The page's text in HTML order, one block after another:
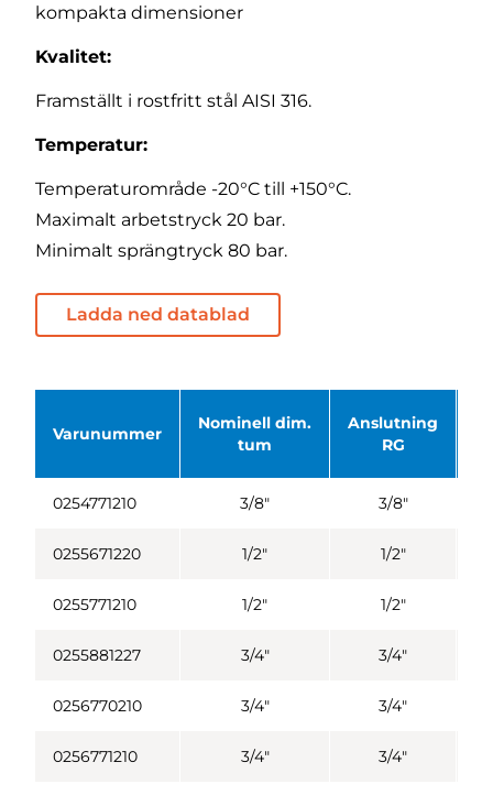
kompakta dimensioner
Kvalitet:
Framställt i rostfritt stål AISI 316.
Temperatur:
Temperaturområde -20°C till +150°C.
Maximalt arbetstryck 20 bar.
Minimalt sprängtryck 80 bar.
Ladda ned datablad
Varunummer
Nominell dim.
tum
Anslutning
RG
0254771210 3/8" 3/8"
0255671220 1/2" 1/2"
0255771210 1/2" 1/2"
0255881227 3/4" 3/4"
0256770210 3/4" 3/4"
0256771210 3/4" 3/4"